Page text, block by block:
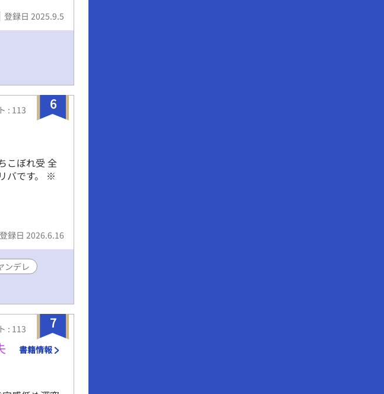
登録日 2025.9.5
6
: 113
こぼれ受 全
バです。 ※
登録日 2026.6.16
ンデレ
7
: 113
書籍情報